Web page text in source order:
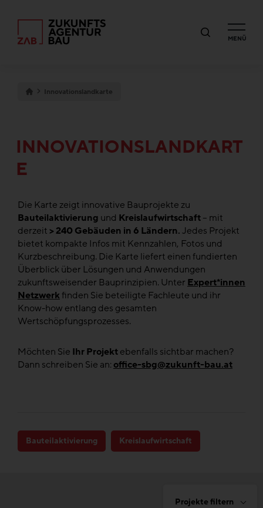
MENÜ
Innovationslandkarte
INNOVATIONSLANDKART
E
Die Karte zeigt innovative Bauprojekte zu
Bauteilaktivierung und Kreislaufwirtschaft– mit
derzeit > 240 Gebäuden in 6 Ländern.Jedes Projekt
bietet kompakte Infos mit Kennzahlen, Fotos und
Kurzbeschreibung. Die Karte liefert einen fundierten
Überblick über Lösungen und Anwendungen
zukunftsweisender Bauprinzipien. Unter Expert*innen
Netzwerkfinden Sie beteiligte Fachleute und ihr
Know-how entlang des gesamten
Wertschöpfungsprozesses.
Möchten Sie Ihr Projektebenfalls sichtbar machen?
Dann schreiben Sie an: office-sbg@zukunft-bau.at
Bauteilaktivierung Kreislaufwirtschaft
Projekte filtern